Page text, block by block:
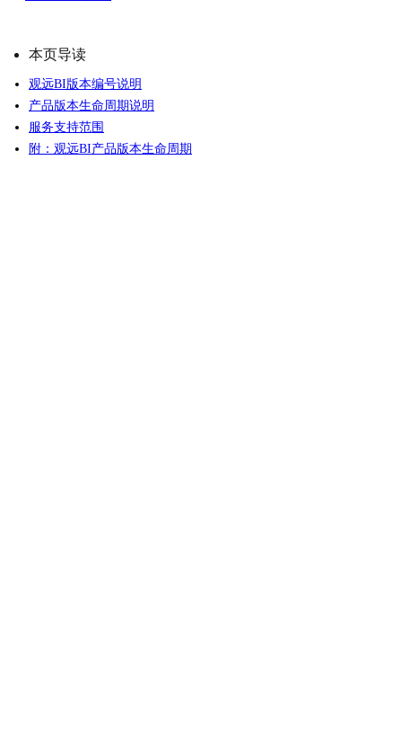
本页导读
观远BI版本编号说明
产品版本生命周期说明
服务支持范围
附：观远BI产品版本生命周期